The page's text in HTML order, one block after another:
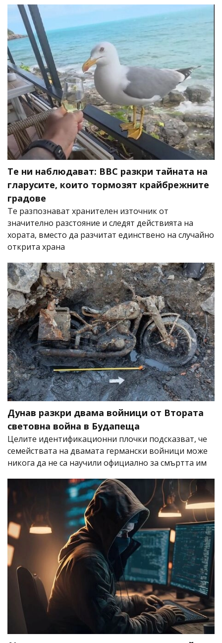
Те ни наблюдават: BBC разкри тайната на
гларусите, които тормозят крайбрежните
градове
Те разпознават хранителен източник от
значително разстояние и следят действията на
хората, вместо да разчитат единствено на случайно
открита храна
Дунав разкри двама войници от Втората
световна война в Будапеща
Целите идентификационни плочки подсказват, че
семействата на двамата германски войници може
никога да не са научили официално за смъртта им